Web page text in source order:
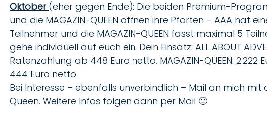
Oktober (eher gegen Ende): Die beiden Premium-
und die MAGAZIN-QUEEN öffnen ihre Pforten – AAA hat
Teilnehmer und die MAGAZIN-QUEEN fasst maximal 5
gehe individuell auf euch ein. Dein Einsatz: ALL ABOUT
Ratenzahlung ab 448 Euro netto. MAGAZIN-QUEEN:
444 Euro netto
Bei Interesse – ebenfalls unverbindlich – Mail an mich
Queen. Weitere Infos folgen dann per Mail 🙂